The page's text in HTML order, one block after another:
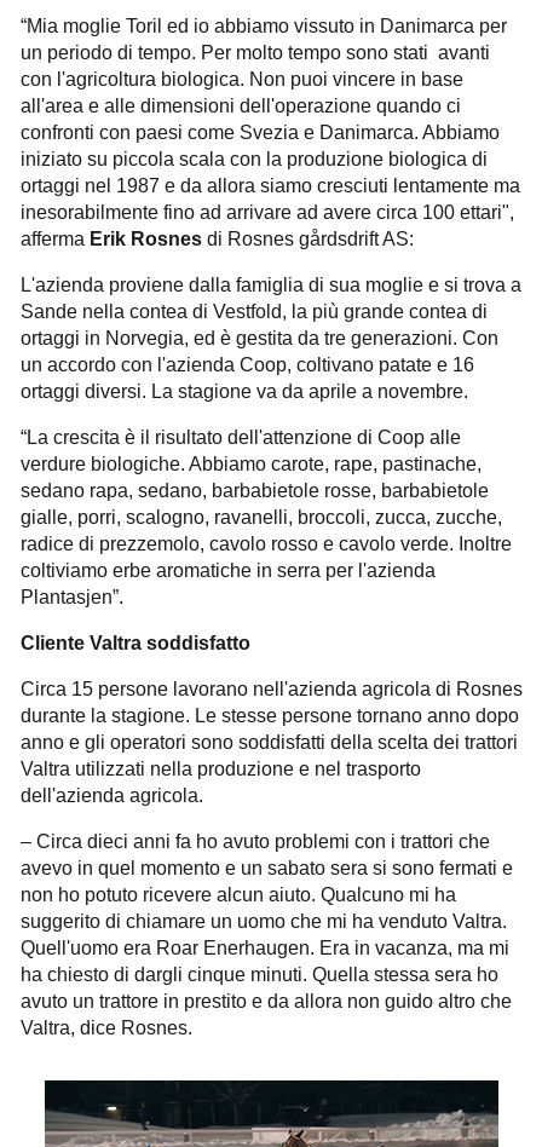
“Mia moglie Toril ed io abbiamo vissuto in Danimarca per
un periodo di tempo. Per molto tempo sono stati avanti
con l'agricoltura biologica. Non puoi vincere in base
all'area e alle dimensioni dell'operazione quando ci
confronti con paesi come Svezia e Danimarca. Abbiamo
iniziato su piccola scala con la produzione biologica di
ortaggi nel 1987 e da allora siamo cresciuti lentamente ma
inesorabilmente fino ad arrivare ad avere circa 100 ettari",
afferma Erik Rosnesdi Rosnes gårdsdrift AS:
L'azienda proviene dalla famiglia di sua moglie e si trova a
Sande nella contea di Vestfold, la più grande contea di
ortaggi in Norvegia, ed è gestita da tre generazioni. Con
un accordo con l'azienda Coop, coltivano patate e 16
ortaggi diversi. La stagione va da aprile a novembre.
“La crescita è il risultato dell'attenzione di Coop alle
verdure biologiche. Abbiamo carote, rape, pastinache,
sedano rapa, sedano, barbabietole rosse, barbabietole
gialle, porri, scalogno, ravanelli, broccoli, zucca, zucche,
radice di prezzemolo, cavolo rosso e cavolo verde. Inoltre
coltiviamo erbe aromatiche in serra per l'azienda
Plantasjen”.
Cliente Valtra soddisfatto
Circa 15 persone lavorano nell'azienda agricola di Rosnes
durante la stagione. Le stesse persone tornano anno dopo
anno e gli operatori sono soddisfatti della scelta dei trattori
Valtra utilizzati nella produzione e nel trasporto
dell'azienda agricola.
– Circa dieci anni fa ho avuto problemi con i trattori che
avevo in quel momento e un sabato sera si sono fermati e
non ho potuto ricevere alcun aiuto. Qualcuno mi ha
suggerito di chiamare un uomo che mi ha venduto Valtra.
Quell'uomo era Roar Enerhaugen. Era in vacanza, ma mi
ha chiesto di dargli cinque minuti. Quella stessa sera ho
avuto un trattore in prestito e da allora non guido altro che
Valtra, dice Rosnes.